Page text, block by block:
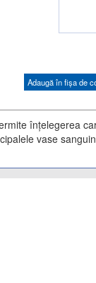
Adaugă în fişa de
înţelegerea
vase